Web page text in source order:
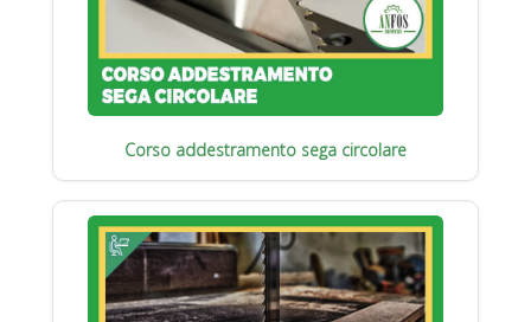
Corso addestramento sega circolare